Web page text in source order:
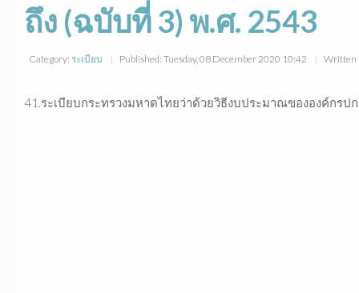
ถึง (ฉบับที่ 3) พ.ศ. 2543
Category: ระเบียบ Published: Tuesday, 08 December 2020 10:42 Written
41.ระเบียบกระทรวงมหาดไทยว่าด้วยวิธีงบประมาณขององค์กร